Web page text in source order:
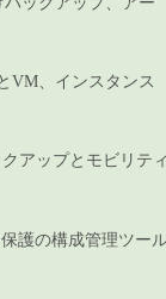
VM、インスタンス
クアップとモビリテ
護の構成管理ツー